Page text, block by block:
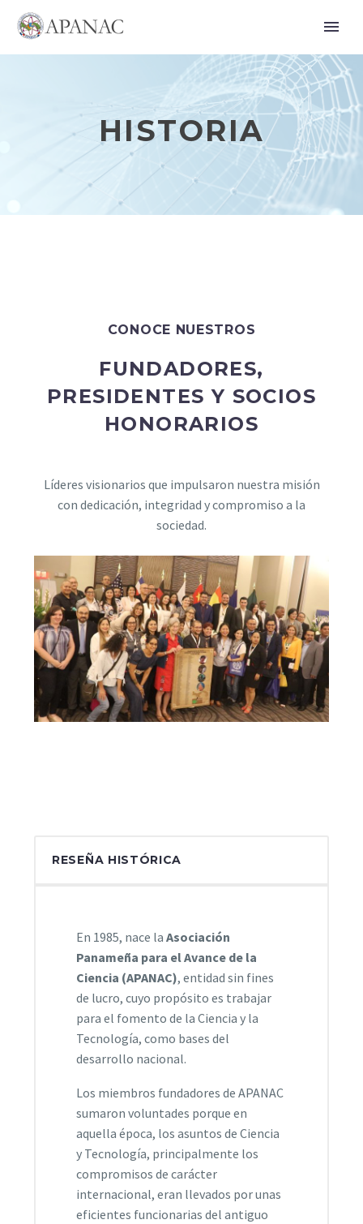
HISTORIA
CONOCE NUESTROS
FUNDADORES,
PRESIDENTES Y SOCIOS
HONORARIOS
Líderes visionarios que impulsaron nuestra misión
con dedicación, integridad y compromiso a la
sociedad.
RESEÑA HISTÓRICA
En 1985, nace la Asociación
Panameña para el Avance de la
Ciencia (APANAC), entidad sin fines
de lucro, cuyo propósito es trabajar
para el fomento de la Ciencia y la
Tecnología, como bases del
desarrollo nacional.
Los miembros fundadores de APANAC
sumaron voluntades porque en
aquella época, los asuntos de Ciencia
y Tecnología, principalmente los
compromisos de carácter
internacional, eran llevados por unas
eficientes funcionarias del antiguo